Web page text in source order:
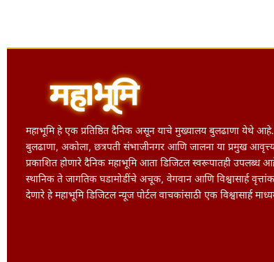
महाभूमि हे एक प्रतिष्ठित दैनिक असून याचे मुख्यालय बुलढाणा येथे आहे.
बुलढाणा, अकोला, छत्रपती संभाजीनगर आणि जालना या प्रमुख
प्रकाशित होणारे दैनिक महाभूमि आता डिजिटल स्वरूपातही उपलब्ध
स्थानिक ते जागतिक घडामोडींचे अचूक, वेगवान आणि विश्वासार्ह
देणारे हे महाभूमि डिजिटल न्यूज पोर्टल वाचकांसाठी एक विश्वासार्ह